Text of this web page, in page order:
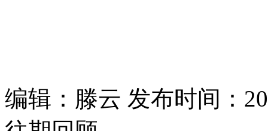
编辑：滕云 发布时间：